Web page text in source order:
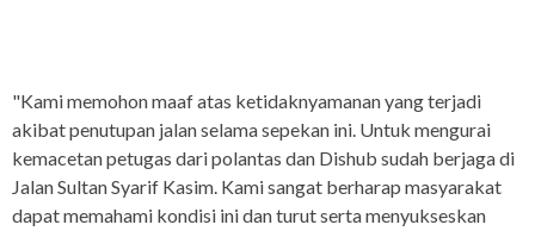
"Kami memohon maaf atas ketidaknyamanan yang terjadi
akibat penutupan jalan selama sepekan ini. Untuk mengurai
kemacetan petugas dari polantas dan Dishub sudah berjaga di
Jalan Sultan Syarif Kasim. Kami sangat berharap masyarakat
dapat memahami kondisi ini dan turut serta menyukseskan